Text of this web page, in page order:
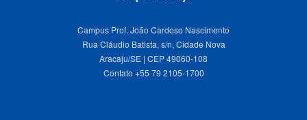
Campus Prof. João Cardoso Nascimento
Rua Cláudio Batista, s/n, Cidade Nova
Aracaju/SE | CEP 49060-108